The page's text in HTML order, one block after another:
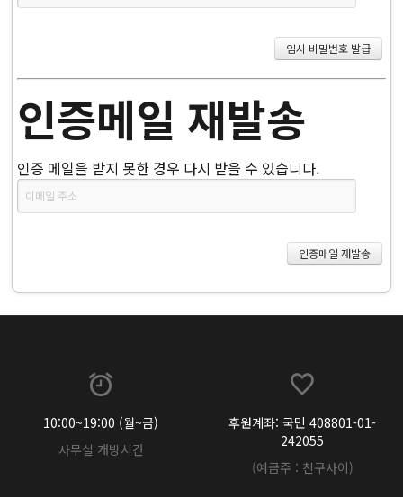
인증메일 재발송
인증 메일을 받지 못한 경우 다시 받을 수 있습니다.
10:00~19:00 (월~금)
사무실 개방시간
후원계좌: 국민 408801-01-
242055
(예금주 : 친구사이)